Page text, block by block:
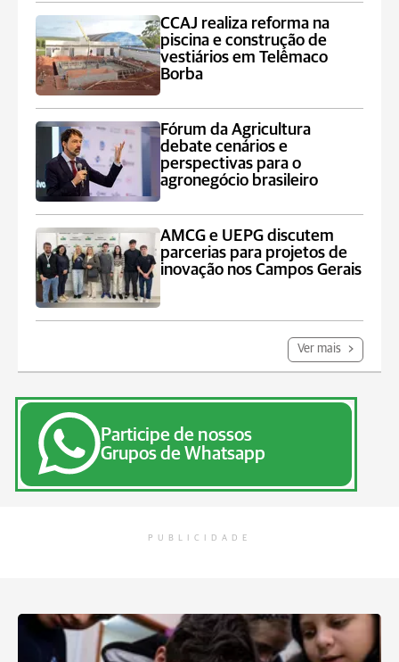
CCAJ realiza reforma na
piscina e construção de
vestiários em Telêmaco
Borba
Fórum da Agricultura
debate cenários e
perspectivas para o
agronegócio brasileiro
AMCG e UEPG discutem
parcerias para projetos de
inovação nos Campos Gerais
Ver mais
Participe de nossos
Grupos de Whatsapp
PUBLICIDADE